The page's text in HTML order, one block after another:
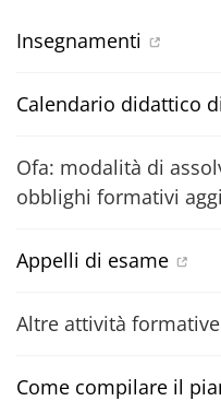
Insegnamenti
Calendario didattico
Ofa: modalità di
obblighi formativi
Appelli di esame
Altre attività
Come compilare il